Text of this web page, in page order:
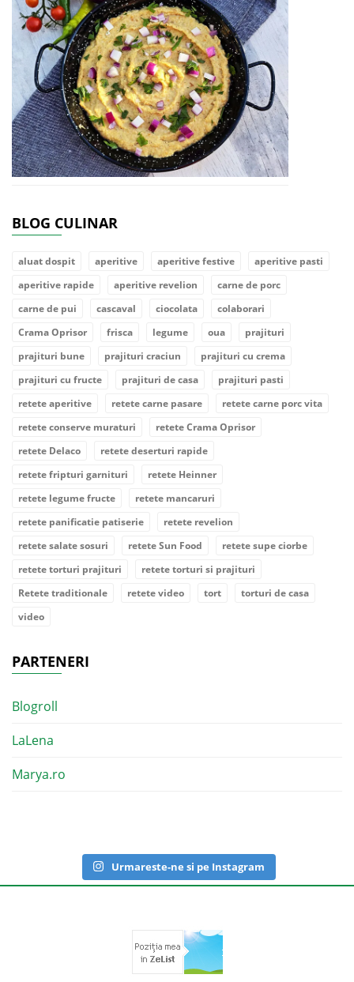
BLOG CULINAR
aluat dospit aperitive aperitive festive
aperitive pasti
aperitive rapide
aperitive revelion
carne de porc
carne de pui
cascaval ciocolata
colaborari
Crama Oprisor
frisca legume oua
prajituri
prajituri bune
prajituri craciun
prajituri cu crema
prajituri cu fructe
prajituri de casa
prajituri pasti
retete aperitive
retete carne pasare
retete carne porc vita
retete conserve muraturi
retete Crama Oprisor
retete Delaco
retete deserturi rapide
retete fripturi garnituri
retete Heinner
retete legume fructe
retete mancaruri
retete panificatie patiserie
retete revelion
retete salate sosuri
retete Sun Food
retete supe ciorbe
retete torturi prajituri
retete torturi si prajituri
Retete traditionale
retete video tort
torturi de casa
video
PARTENERI
Blogroll
LaLena
Marya.ro
Urmareste-ne si pe Instagram